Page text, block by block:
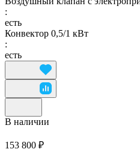
:
есть
Конвектор 0,5/1 кВт
:
есть
В наличии
153 800 ₽